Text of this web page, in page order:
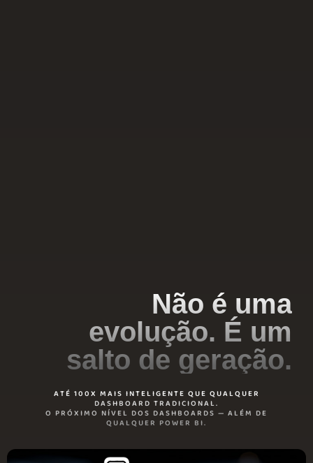
Não é uma
evolução. É um
salto de geração.
ATÉ 100X MAIS INTELIGENTE QUE QUALQUER
DASHBOARD TRADICIONAL.
O PRÓXIMO NÍVEL DOS DASHBOARDS — ALÉM DE
QUALQUER POWER BI.